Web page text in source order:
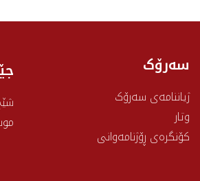
سەرۆک
ژیاننامەی سەرۆک
وتار
کۆنگرەی ڕۆژنامەوانی